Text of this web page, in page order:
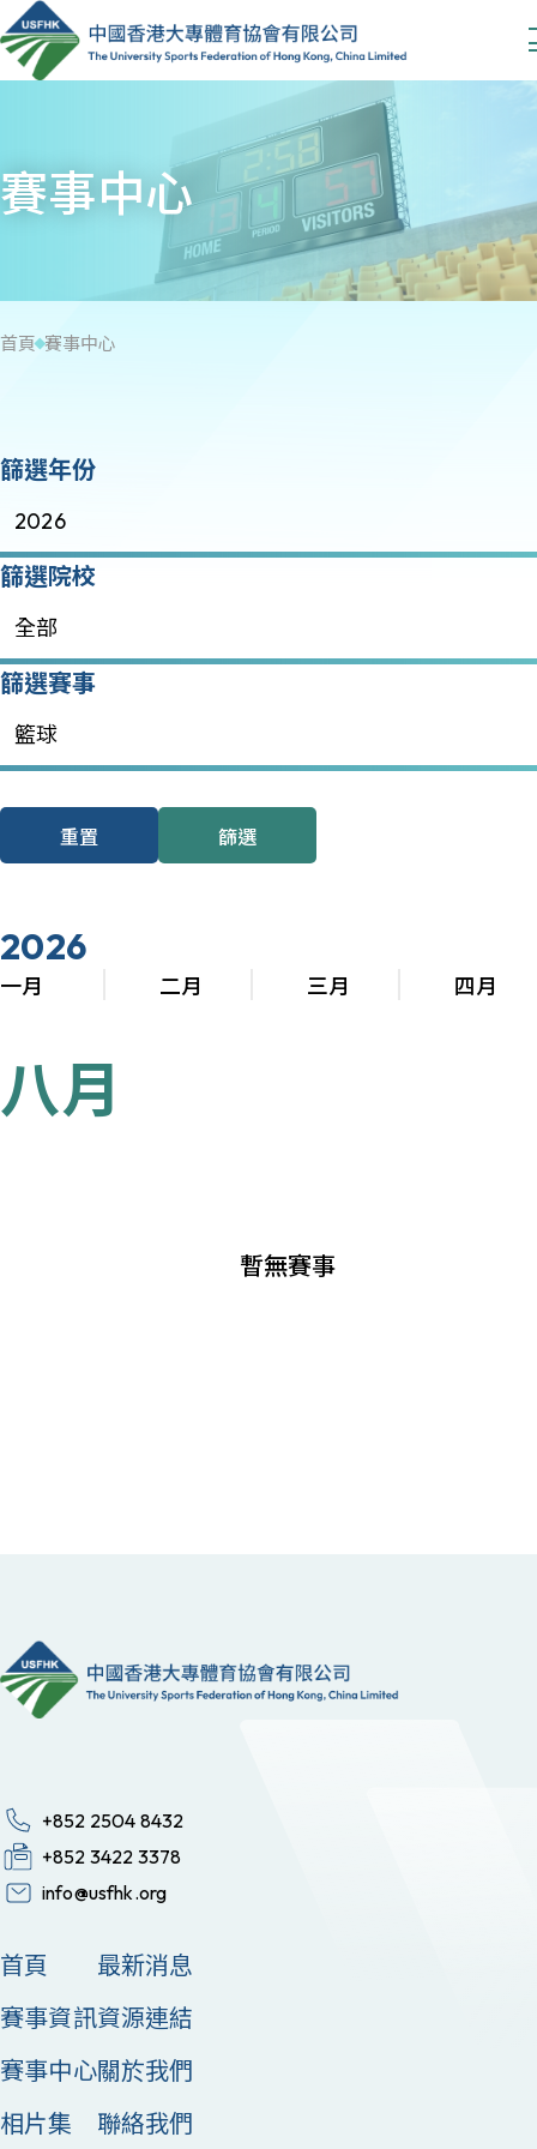
賽事中心
首頁 賽事中心
篩選年份
2026
篩選院校
全部
篩選賽事
籃球
重置 篩選
2026
一月 二月 三月 四月
八月
暫無賽事
+852 2504 8432
+852 3422 3378
info@usfhk.org
首頁
賽事資訊
賽事中心
相片集
最新消息
資源連結
關於我們
聯絡我們